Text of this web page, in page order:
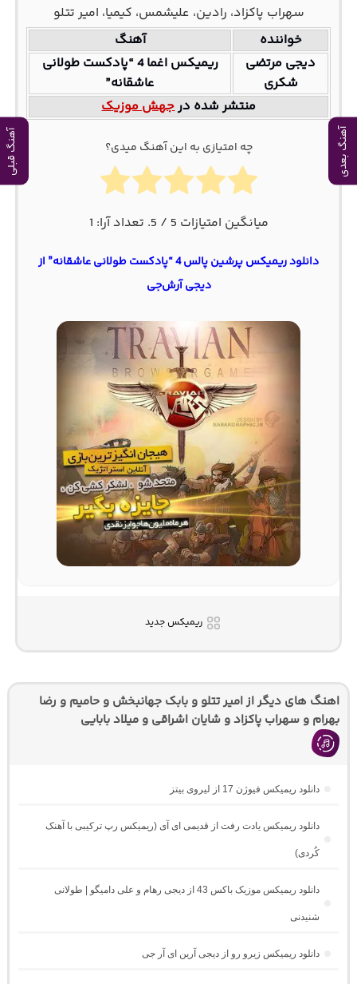
آهنگ بعدی آهنگ قبلی
سهراب پاکزاد، رادین، علیشمس، کیمیا، امیر تتلو
خواننده
آهنگ
دیجی مرتضی
شکری
ریمیکس اغما 4 “پادکست طولانی
عاشقانه”
منتشر شده درجهش موزیک
چه امتیازی به این آهنگ میدی؟
میانگین امتیازات 5 / 5. تعداد آرا: 1
دانلود ریمیکس پرشین پالس 4 “پادکست طولانی عاشقانه” از
دیجی آرش‌جی
ریمیکس جدید
اهنگ های دیگر از امیر تتلو و بابک جهانبخش و حامیم و رضا
بهرام و سهراب پاکزاد و شایان اشراقی و میلاد بابایی
دانلود ریمیکس فیوژن 17 از لیروی بیتز
دانلود ریمیکس یادت رفت از قدیمی ای آی (ریمیکس رپ ترکیبی با آهنک
کُردی)
دانلود ریمیکس موزیک باکس 43 از دیجی رهام و علی دامیگو | طولانی
شنیدنی
دانلود ریمیکس زیرو رو از دیجی آرین ای آر جی